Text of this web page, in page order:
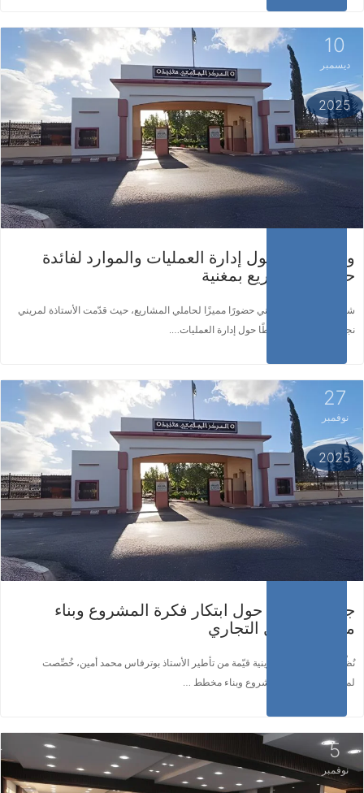
10
ديسمبر
2025
ورشة عمل حول إدارة العمليات والموارد لفائدة
حاملي المشاريع بمغنية
شهد هذا المحور التكويني حضورًا مميزًا لحاملي المشاريع، حيث قدّمت الأستاذة لمريني
نجلاء عرضًا ثريًا ومبسطًا حول إدارة العمليات….
اقرأ المزيد ...
27
نوفمبر
2025
جلسة تكوينية حول ابتكار فكرة المشروع وبناء
مخطط العمل التجاري
نُظّمت اليوم جلسة تكوينية قيّمة من تأطير الأستاذ بوترفاس محمد أمين، خُصِّصت
لموضوع إيجاد فكرة مشروع وبناء مخطط …
اقرأ المزيد ...
5
نوفمبر
اقرأ المزيد ...